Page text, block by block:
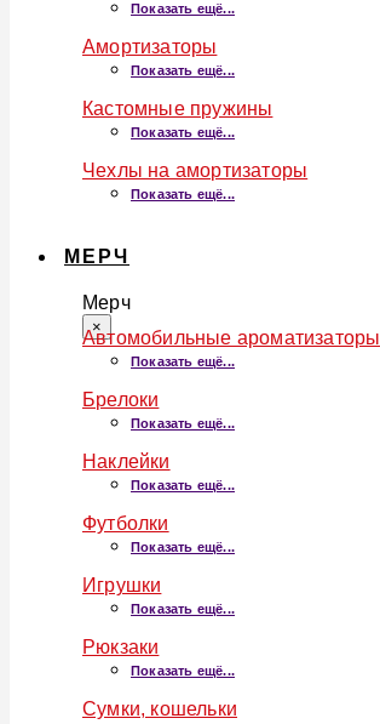
Показать ещё...
Амортизаторы
Показать ещё...
Кастомные пружины
Показать ещё...
Чехлы на амортизаторы
Показать ещё...
МЕРЧ
Мерч
×
Автомобильные ароматизаторы
Показать ещё...
Брелоки
Показать ещё...
Наклейки
Показать ещё...
Футболки
Показать ещё...
Игрушки
Показать ещё...
Рюкзаки
Показать ещё...
Сумки, кошельки